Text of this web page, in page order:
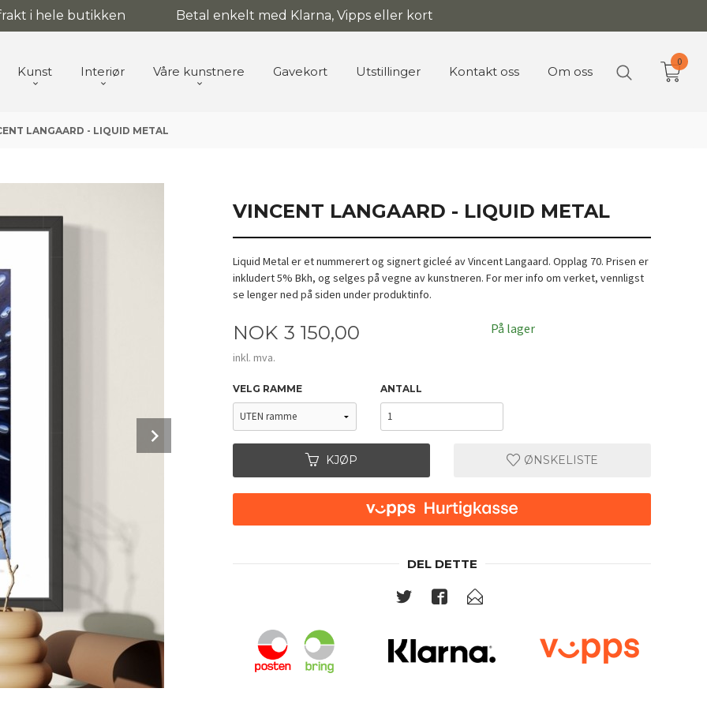
i hele butikken Betal enkelt med Klarna, Vipps eller kort
Kunst Interiør Våre kunstnere Gavekort Utstillinger Kontakt oss Om oss
0
LANGAARD - LIQUID METAL
VINCENT LANGAARD - LIQUID METAL
Liquid Metal er et nummerert og signert gicleé av Vincent Langaard. Opplag 70. Prisen er
inkludert 5% Bkh, og selges på vegne av kunstneren. For mer info om verket, vennligst
se lenger ned på siden under produktinfo.
Pris
NOK 3 150,00
inkl. mva.
På lager
VELG RAMME ANTALL
KJØP ØNSKELISTE
DEL DETTE